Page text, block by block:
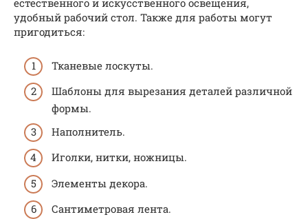
естественного и искусственного освещения,
удобный рабочий стол. Также для работы могут
пригодиться:
Тканевые лоскуты.
Шаблоны для вырезания деталей различной
формы.
Наполнитель.
Иголки, нитки, ножницы.
Элементы декора.
Сантиметровая лента.